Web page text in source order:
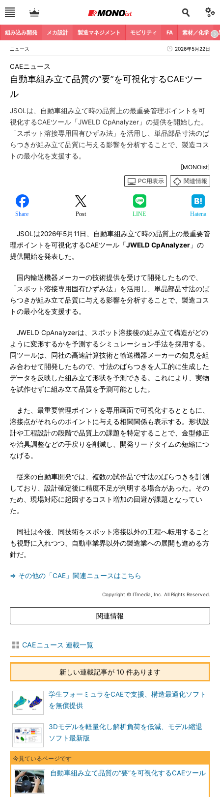
組み込み開発 メカ設計 製造マネジメント モビリティ FA 素材／化学
ニュース 2026年5月22日
自動車組み立て品質の“要”を可視化するCAEツー
ル
CAEニュース
JSOLは、自動車組み立て時の品質上の最重要管理ポイントを可
視化するCAEツール「JWELD CpAnalyzer」の提供を開始した。
「スポット溶接専用固有ひずみ法」を活用し、単品部品寸法のば
らつきが組み立て品質に与える影響を分析することで、製造コス
トの最小化を支援する。
[MONOist]
PC用表示
関連情報
Share Post LINE Hatena
JSOLは2026年5月11日、自動車組み立て時の品質上の最重要管
理ポイントを可視化するCAEツール「JWELD CpAnalyzer 」の
提供開始を発表した。
国内輸送機器メーカーの技術提供を受けて開発したもので、
「スポット溶接専用固有ひずみ法」を活用し、単品部品寸法のば
らつきが組み立て品質に与える影響を分析することで、製造コス
トの最小化を支援する。
JWELD CpAnalyzerは、スポット溶接後の組み立て構造がどの
ように変形するかを予測するシミュレーション手法を採用する。
同ツールは、同社の高速計算技術と輸送機器メーカーの知見を組
み合わせて開発したもので、寸法のばらつきを人工的に生成した
データを反映した組み立て形状を予測できる。これにより、実物
を試作せずに組み立て品質を予測可能とした。
また、最重要管理ポイントを専用画面で可視化するとともに、
溶接点がそれらのポイントに与える相関関係も表示する。形状設
計や工程設計の段階で品質上の課題を特定することで、金型修正
や治具調整などの手戻りを削減し、開発リードタイムの短縮につ
なげる。
従来の自動車開発では、複数の試作品で寸法のばらつきを計測
しており、設計確定後に精度不足が判明する場合があった。その
ため、現場対応に起因するコスト増加の回避が課題となってい
た。
同社は今後、同技術をスポット溶接以外の工程へ転用すること
も視野に入れつつ、自動車業界以外の製造業への展開も進める方
針だ。
⇒ その他の「CAE」関連ニュースはこちら
Copyright © ITmedia, Inc. All Rights Reserved.
関連情報
CAEニュース 連載一覧
新しい連載記事が 10 件あります
学生フォーミュラをCAEで支援、構造最適化ソフト
を無償提供
3Dモデルを軽量化し解析負荷を低減、モデル縮退
ソフト最新版
自動車組み立て品質の“要”を可視化するCAEツール